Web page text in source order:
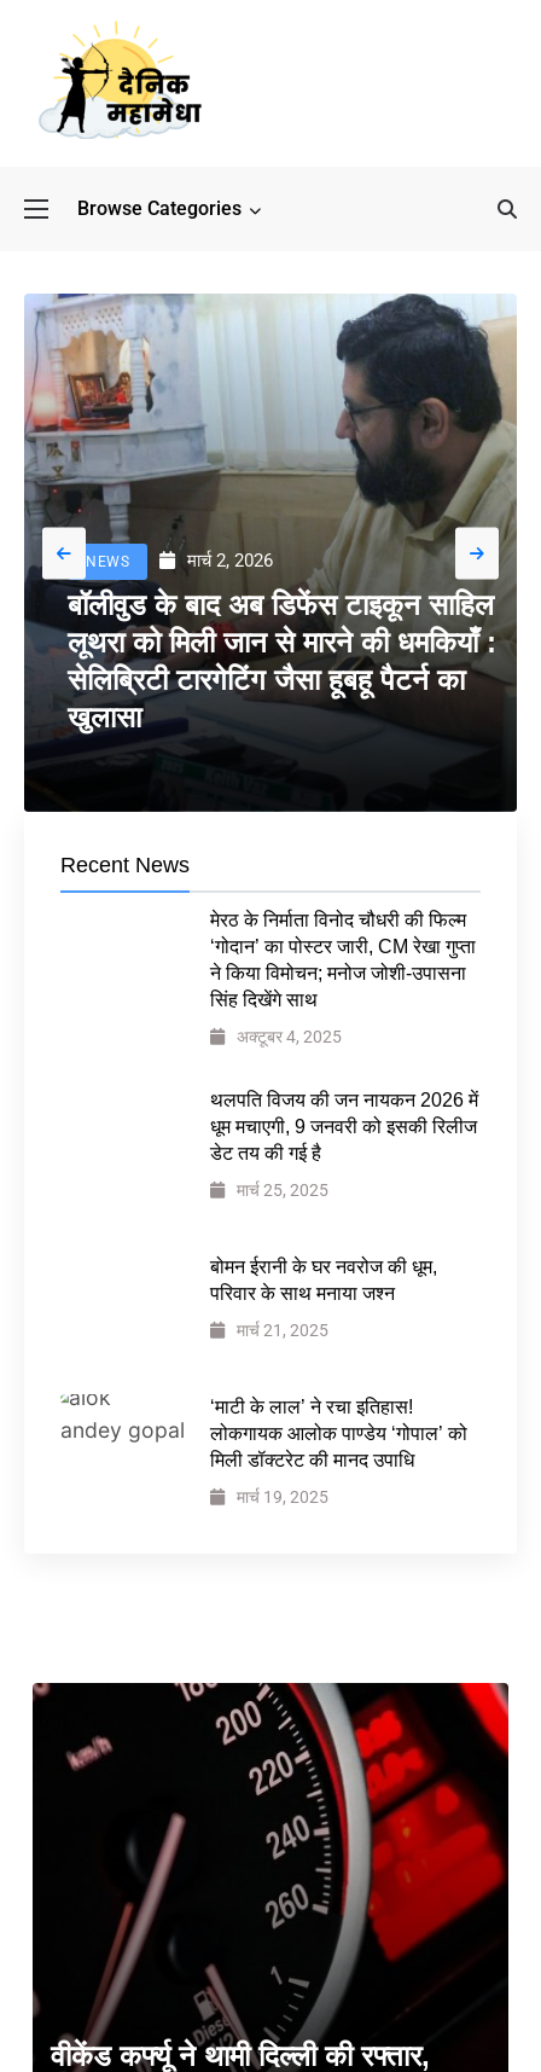
Browse Categories
NEWS मार्च 2, 2026
बॉलीवुड के बाद अब डिफेंस टाइकून साहिल
लूथरा को मिली जान से मारने की धमकियाँ :
सेलिब्रिटी टारगेटिंग जैसा हूबहू पैटर्न का
खुलासा
Recent News
मेरठ के निर्माता विनोद चौधरी की फिल्म
‘गोदान’ का पोस्टर जारी, CM रेखा गुप्ता
ने किया विमोचन; मनोज जोशी-उपासना
सिंह दिखेंगे साथ
अक्टूबर 4, 2025
थलपति विजय की जन नायकन 2026 में
धूम मचाएगी, 9 जनवरी को इसकी रिलीज
डेट तय की गई है
मार्च 25, 2025
बोमन ईरानी के घर नवरोज की धूम,
परिवार के साथ मनाया जश्न
मार्च 21, 2025
‘माटी के लाल’ ने रचा इतिहास!
लोकगायक आलोक पाण्डेय ‘गोपाल’ को
मिली डॉक्टरेट की मानद उपाधि
मार्च 19, 2025
वीकेंड कर्फ्यू ने थामी दिल्ली की रफ्तार,